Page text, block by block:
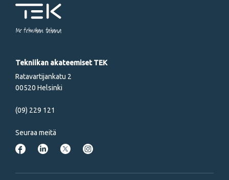
Me tekniikan takana
Tekniikan akateemiset TEK
Ratavartijankatu 2
00520 Helsinki
(09) 229 121
Seuraa meitä